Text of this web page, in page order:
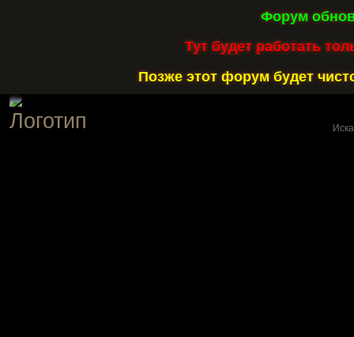
Форум
Тут будет работать
Позже этот форум будет